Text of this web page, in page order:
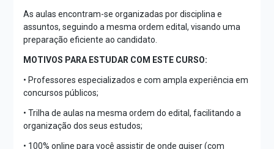
As aulas encontram-se organizadas por disciplina e
assuntos, seguindo a mesma ordem edital, visando uma
preparação eficiente ao candidato.
MOTIVOS PARA ESTUDAR COM ESTE CURSO:
• Professores especializados e com ampla experiência em
concursos públicos;
• Trilha de aulas na mesma ordem do edital, facilitando a
organização dos seus estudos;
• 100% online para você assistir de onde quiser (com